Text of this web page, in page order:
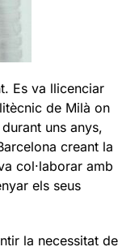
Es va llicenciar
de Milà on
uns anys,
creant la
col·laborar amb
els seus
la necessitat de